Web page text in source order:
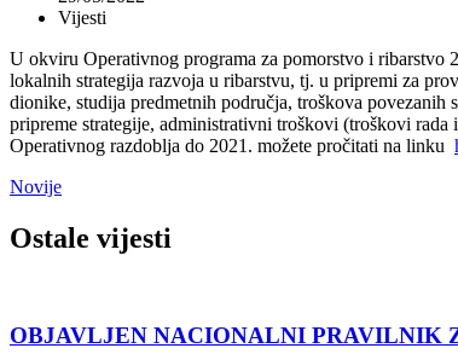
Vijesti
U okviru Operativnog programa za pomorstvo i ribarstvo
lokalnih strategija razvoja u ribarstvu, tj. u pripremi za
dionike, studija predmetnih područja, troškova
pripreme strategije, administrativni troškovi (troškovi
Operativnog razdoblja do 2021. možete pročitati na linku
Novije
Ostale vijesti
OBJAVLJEN NACIONALNI PRAVILNIK